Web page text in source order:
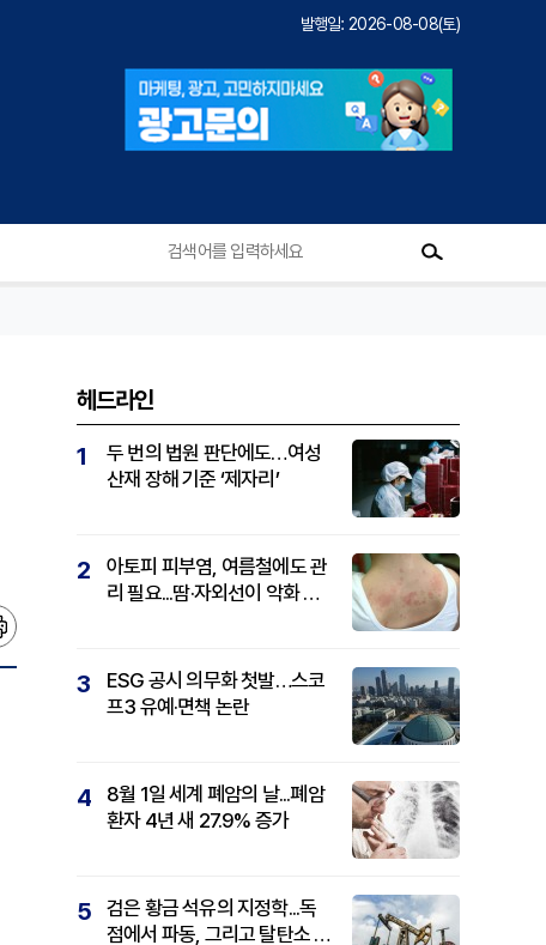
발행일: 2026-08-08(토)
헤드라인
1
두 번의 법원 판단에도…여성
산재 장해 기준 ‘제자리’
2
아토피 피부염, 여름철에도 관
리 필요...땀·자외선이 악화 요
3
ESG 공시 의무화 첫발…스코
프3 유예·면책 논란
4
8월 1일 세계 폐암의 날...폐암
환자 4년 새 27.9% 증가
5
검은 황금 석유의 지정학...독
점에서 파동, 그리고 탈탄소 패